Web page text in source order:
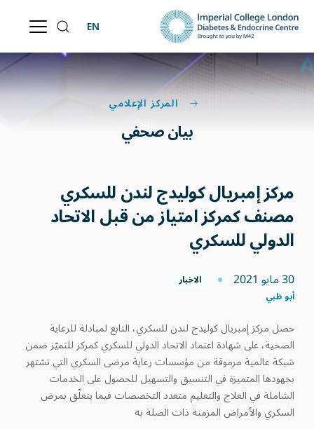
EN
المركز الإعلامي
بيان صحفي
مركز إمبريال كوليدج لندن للسكري
مصنف كمركز امتياز من قبل الاتحاد
الدولي للسكري
30 مايو 2021
الاخبار
أبو ظبي
حصل مركز إمبريال كوليدج لندن للسكري، التابع لمبادلة للرعاية
الصحية، على شهادة اعتماد الاتحاد الدولي للسكري كمركز للتميّز ضمن
شبكة عالمية مرموقة من مؤسسات رعاية مرضى السكري التي تشتهر
بجهودها المتميزة في التنسيق والتسهيل للحصول على الخدمات
الشاملة في العلاج والتعليم متعدد التخصصات فيما يتعلّق بمرض
السكري والأمراض المزمنة ذات الصلة به